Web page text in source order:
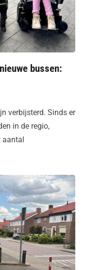
bussen:
verbijsterd. Sinds er
in de regio,